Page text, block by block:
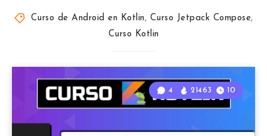
Curso de Android en Kotlin, Curso Jetpack Compose,
Curso Kotlin
4 21463 10